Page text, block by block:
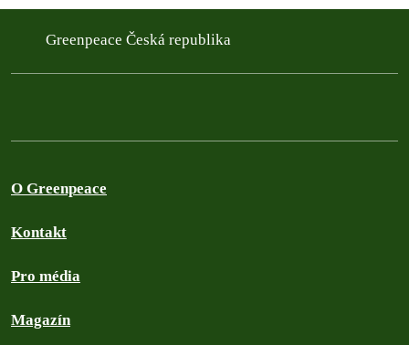
Greenpeace Česká republika
O Greenpeace
Kontakt
Pro média
Magazín